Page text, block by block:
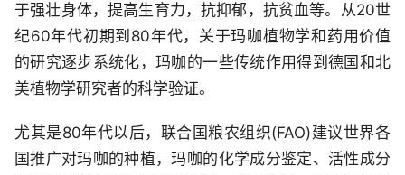
于强壮身体，提高生育力，抗抑郁，抗贫血等。从20世
纪60年代初期到80年代，关于玛咖植物学和药用价值
的研究逐步系统化，玛咖的一些传统作用得到德国和北
美植物学研究者的科学验证。
尤其是80年代以后，联合国粮农组织(FAO)建议世界各
国推广对玛咖的种植，玛咖的化学成分鉴定、活性成分